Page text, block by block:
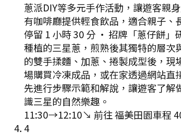
蔥派DIY等多元手作活動，讓遊客親
有咖啡廳提供輕食飲品，適合親子
停留 1 小時 30 分 · 招牌「蔥仔餅」
種植的三星蔥，煎熟後其獨特的層
的雙手揉麵、加蔥、捲製成型後，
場購買冷凍成品，或在家透過網站
先進行步驟示範和解說，讓遊客了
識三星的自然樂趣。
11:30→12:10↘ 前往福美田園車程
4